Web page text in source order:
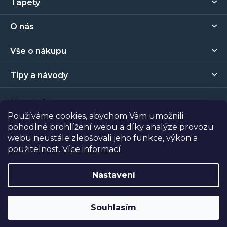
Používáme cookies, abychom Vám umožnili
pohodlné prohlížení webu a díky analýze provozu
webu neustále zlepšovali jeho funkce, výkon a
použitelnost. Více informací
Nastavení
Souhlasím
a
í
Tapety
O nás
Vše o nákupu
Tipy a návody
Kontakt
Prodejna
Vytvořil Shoptet| NakódovalShopcode
Copyright 2026Tapety Metro Florenc. Všechna práva
vyhrazena.
Odstoupit od smlouvy